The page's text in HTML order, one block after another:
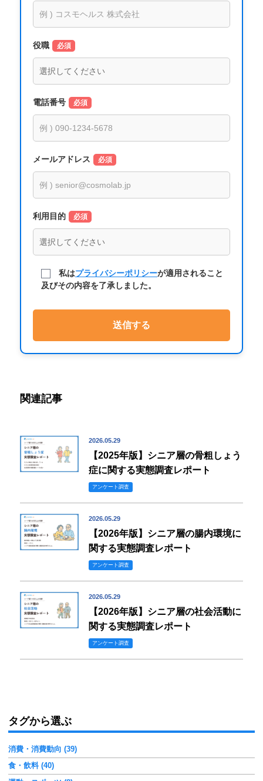
役職 必須
電話番号 必須
メールアドレス 必須
利用目的 必須
私はプライバシーポリシーが適用されること
及びその内容を了承しました。
関連記事
2026.05.29
【2025年版】シニア層の骨粗しょう
症に関する実態調査レポート
アンケート調査
2026.05.29
【2026年版】シニア層の腸内環境に
関する実態調査レポート
アンケート調査
2026.05.29
【2026年版】シニア層の社会活動に
関する実態調査レポート
アンケート調査
タグから選ぶ
消費・消費動向 (39)
食・飲料 (40)